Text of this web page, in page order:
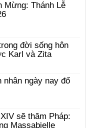
Mừng: Thánh Lễ
đời sống hôn
Karl và Zita
nhân ngày nay đổ
sẽ thăm Pháp:
Massabielle